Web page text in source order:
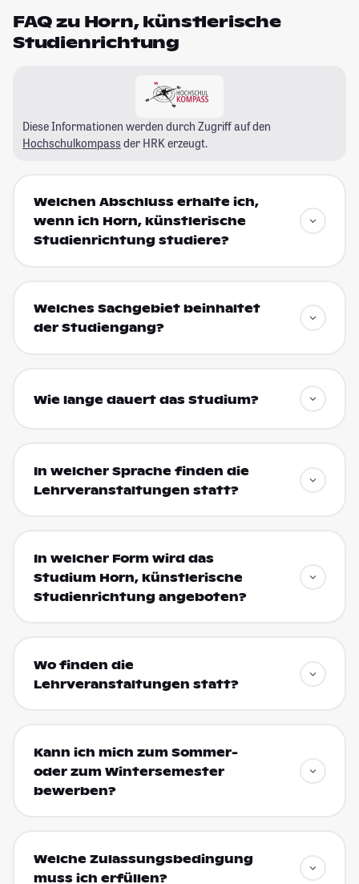
FAQ zu Horn, künstlerische
Studienrichtung
Diese Informationen werden durch Zugriff auf den
Hochschulkompass der HRK erzeugt.
Welchen Abschluss erhalte ich,
wenn ich Horn, künstlerische
Studienrichtung studiere?
Welches Sachgebiet beinhaltet
der Studiengang?
Wie lange dauert das Studium?
In welcher Sprache finden die
Lehrveranstaltungen statt?
In welcher Form wird das
Studium Horn, künstlerische
Studienrichtung angeboten?
Wo finden die
Lehrveranstaltungen statt?
Kann ich mich zum Sommer-
oder zum Wintersemester
bewerben?
Welche Zulassungsbedingung
muss ich erfüllen?